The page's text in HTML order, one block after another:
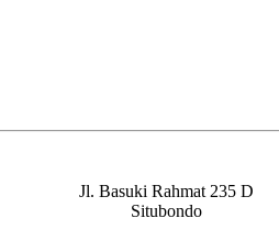
Jl. Basuki Rahmat 235 D
Situbondo